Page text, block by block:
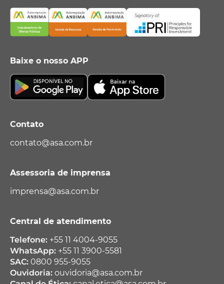
Baixe o nosso APP
Contato
contato@asa.com.br
Assessoria de imprensa
imprensa@asa.com.br
Central de atendimento
Telefone: +55 11 4004-9055
WhatsApp: +55 11 3900-5581
SAC: 0800 955-9055
Ouvidoria: ouvidoria@asa.com.br